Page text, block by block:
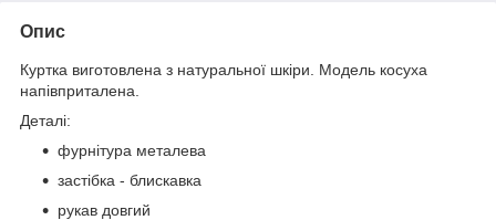
Опис
Куртка виготовлена з натуральної шкіри. Модель косуха
напівприталена.
Деталі:
фурнітура металева
застібка - блискавка
рукав довгий